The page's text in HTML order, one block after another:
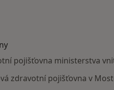
pojišťovna ministerstva
zdravotní pojišťovna v